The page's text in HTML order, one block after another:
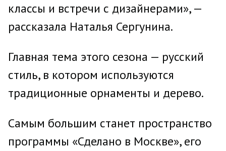
классы и встречи с дизайнерами», —
рассказала Наталья Сергунина.
Главная тема этого сезона — русский
стиль, в котором используются
традиционные орнаменты и дерево.
Самым большим станет пространство
программы «Сделано в Москве», его